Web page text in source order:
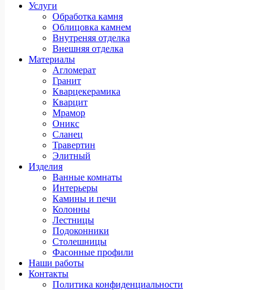
Услуги
Обработка камня
Облицовка камнем
Внутреняя отделка
Внешняя отделка
Материалы
Агломерат
Гранит
Кварцекерамика
Кварцит
Мрамор
Оникс
Сланец
Травертин
Элитный
Изделия
Ванные комнаты
Интерьеры
Камины и печи
Колонны
Лестницы
Подоконники
Столешницы
Фасонные профили
Наши работы
Контакты
Политика конфиденциальности